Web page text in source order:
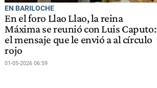
EN BARILOCHE
En el foro Llao Llao, la reina
Máxima se reunió con Luis Caputo:
el mensaje que le envió a al círculo
rojo
01-05-2026 06:59